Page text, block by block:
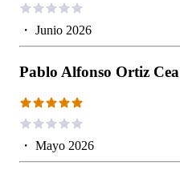
・ Junio 2026
Pablo Alfonso Ortiz Cea
・ Mayo 2026